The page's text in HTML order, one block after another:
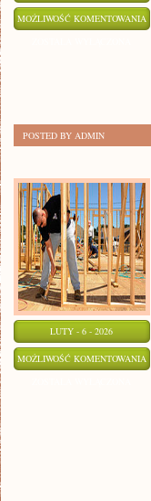
MOŻLIWOŚĆ KOMENTOWANIA
POSTED BY ADMIN
LUTY - 6 - 2026
MOŻLIWOŚĆ KOMENTOWANIA